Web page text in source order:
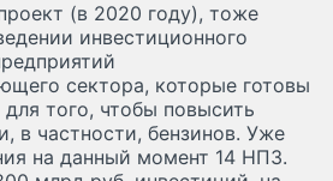
(в 2020 году), тоже
инвестиционного
сектора, которые готовы
того, чтобы повысить
в частности, бензинов. Уже
на данный момент 14 НПЗ.